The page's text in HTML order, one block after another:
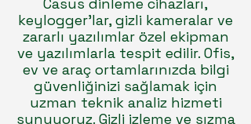
keylogger’lar, gizli kameralar ve
zararlı yazılımlar özel ekipman
ve yazılımlarla tespit edilir. Ofis,
ev ve araç ortamlarınızda bilgi
güvenliğinizi sağlamak için
uzman teknik analiz hizmeti
sunuyoruz. Gizli izleme ve sızma